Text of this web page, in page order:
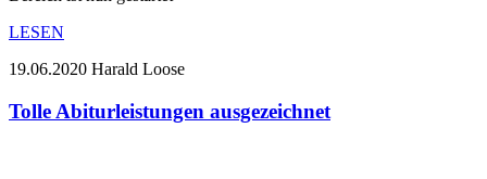
LESEN
19.06.2020 Harald Loose
Tolle Abiturleistungen ausgezeichnet